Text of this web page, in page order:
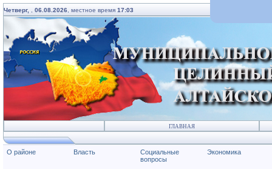
Четверг, 06.08.2026 , местное время 17:03
ГЛАВНАЯ
О районе Власть
Социальные
вопросы
Экономика